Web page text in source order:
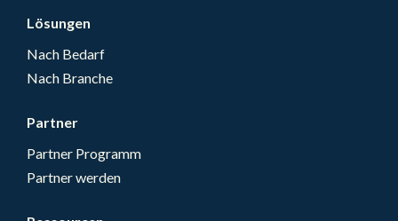
Lösungen
Nach Bedarf
Nach Branche
Partner
Partner Programm
Partner werden